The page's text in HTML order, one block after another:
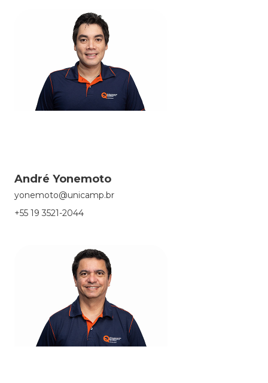
André Yonemoto
yonemoto@unicamp.br
+55 19 3521-2044